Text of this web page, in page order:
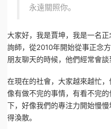
永遠關照你。
大家好，我是賈坤，我是一名
詢師，從2010年開始從事正念
朋友聊天的時候，他們經常會談
在現在的社會，大家越來越忙
像有做不完的事情，有看不完
下，好像我們的專注力開始慢
得渙散。